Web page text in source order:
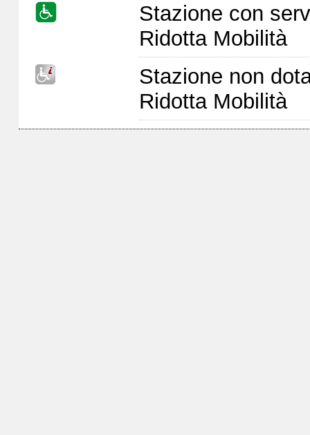
Stazione con
Ridotta Mobilità
Stazione non
Ridotta Mobilità